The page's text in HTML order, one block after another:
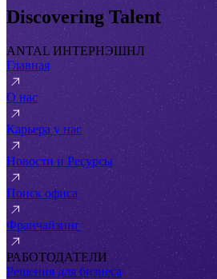
Discovering Talent
ANTAL ИНТЕРНЭШНЛ
Главная
О нас
Карьера у нас
Новости и Ресурсы
Поиск офиса
Франчайзинг
РАБОТОДАТЕЛИ
Решения для бизнеса